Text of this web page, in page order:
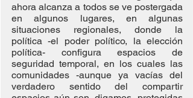
ahora alcanza a todos se ve postergada
en algunos lugares, en algunas
situaciones regionales, donde la
política -el poder político, la elección
política- configura espacios de
seguridad temporal, en los cuales las
comunidades -aunque ya vacías del
verdadero sentido del compartir